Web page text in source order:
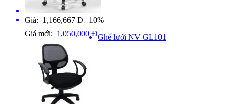
Giá: 1,166,667 Đ ↓ 10%
Giá mới: 1,050,000 ĐGhế lưới NV GL101